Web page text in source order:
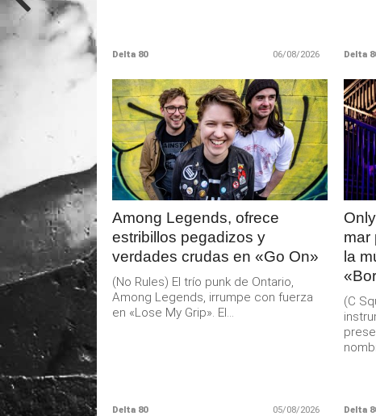
Delta 80 06/08/2026 Delta
LEER
MAS
Among Legends, ofrece
estribillos pegadizos y
verdades crudas en «Go On»
(No Rules) El trío punk de Ontario,
Among Legends, irrumpe con fuerza
en «Lose My Grip». El...
Delta 80 05/08/2026
mar
la
(C
Delta